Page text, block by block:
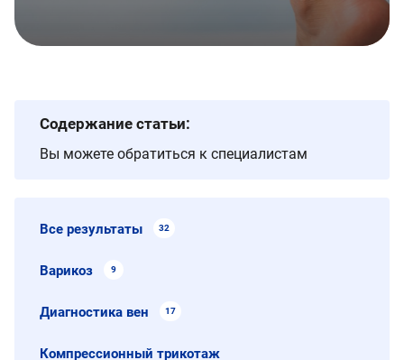
Содержание статьи:
Вы можете обратиться к специалистам
Все результаты 32
Варикоз 9
Диагностика вен 17
Компрессионный трикотаж